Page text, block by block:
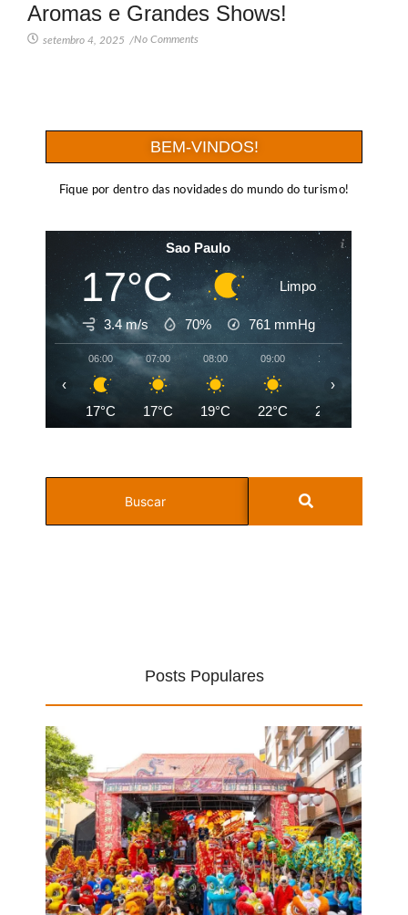
Aromas e Grandes Shows!
setembro 4, 2025 /No Comments
BEM-VINDOS!
Fique por dentro das novidades do mundo do turismo!
Sao Paulo
17°C Limpo
3.4 m/s 70% 761 mmHg
06:00
17°C
07:00
17°C
08:00
19°C
09:00
22°C
10:00
24°C
‹ ›
Posts Populares